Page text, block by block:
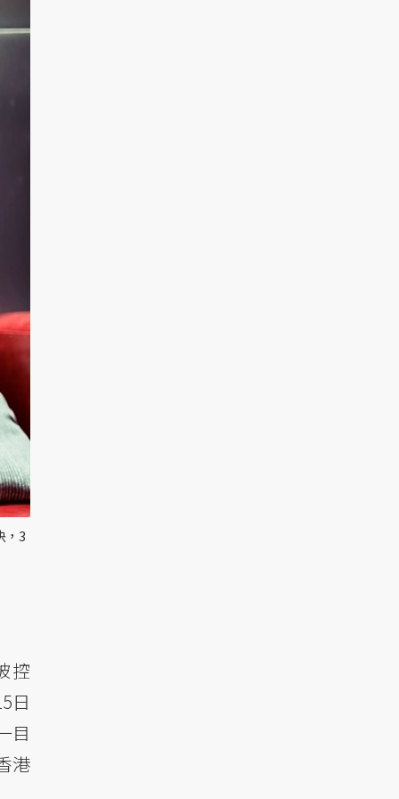
，3
控
日
目
港